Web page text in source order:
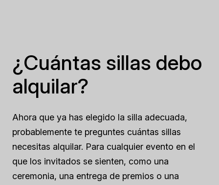
¿Cuántas sillas debo
alquilar?
Ahora que ya has elegido la silla adecuada,
probablemente te preguntes cuántas sillas
necesitas alquilar. Para cualquier evento en el
que los invitados se sienten, como una
ceremonia, una entrega de premios o una